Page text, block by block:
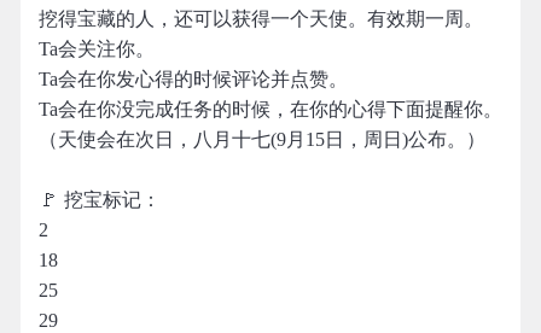
挖得宝藏的人，还可以获得一个天使。有效期一周。
Ta会关注你。
Ta会在你发心得的时候评论并点赞。
Ta会在你没完成任务的时候，在你的心得下面提醒你。
（天使会在次日，八月十七(9月15日，周日)公布。）
🚩 挖宝标记：
2
18
25
29